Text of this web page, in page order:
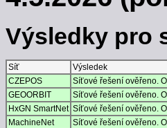
Výsledky pro
Síť
Výsledek
CZEPOS
Síťové řešení ověřeno.
GEOORBIT
Síťové řešení ověřeno.
HxGN SmartNet Síťové řešení ověřeno.
MachineNet
Síťové řešení ověřeno.